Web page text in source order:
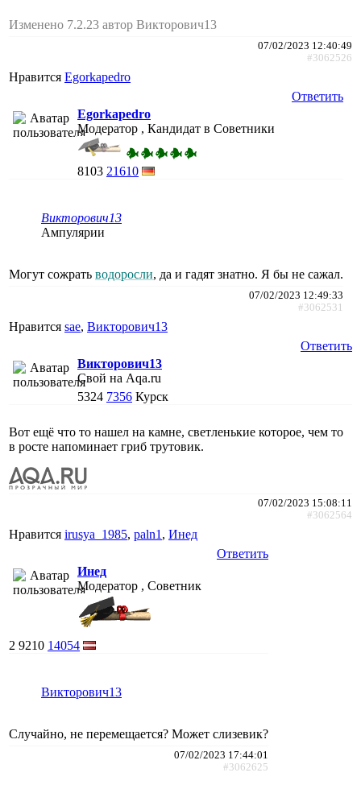
Изменено 7.2.23 автор Викторович13
07/02/2023 12:40:49
#3062526
Нравится Egorkapedro
Ответить
Egorkapedro
Модератор , Кандидат в Советники
8103 21610
Викторович13
Ампулярии
Могут сожрать водоросли, да и гадят знатно. Я бы не сажал.
07/02/2023 12:49:33
#3062531
Нравится sae, Викторович13
Ответить
Викторович13
Свой на Aqa.ru
5324 7356 Курск
Вот ещё что то нашел на камне, светленькие которое, чем то
в росте напоминает гриб трутовик.
07/02/2023 15:08:11
#3062564
Нравится irusya_1985, paln1 , Инед
Ответить
Инед
Модератор , Советник
2 9210 14054
Викторович13
Случайно, не перемещается? Может слизевик?
07/02/2023 17:44:01
#3062625